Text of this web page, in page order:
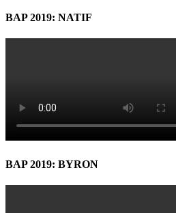
BAP 2019: NATIF
BAP 2019: BYRON